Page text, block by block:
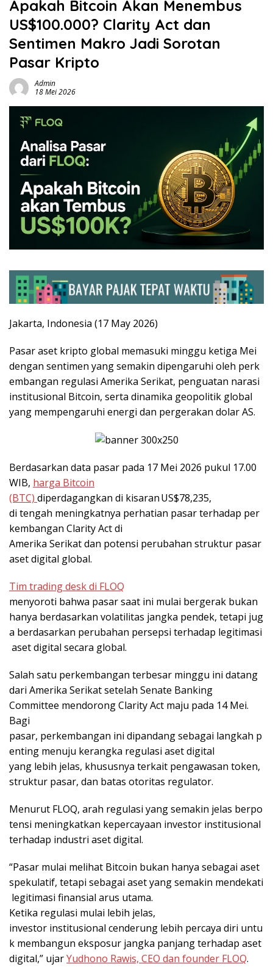
Apakah Bitcoin Akan Menembus
US$100.000? Clarity Act dan
Sentimen Makro Jadi Sorotan
Pasar Kripto
Admin
18 Mei 2026
Jakarta, Indonesia (17 May 2026)
Pasar aset kripto global memasuki minggu ketiga Mei
dengan sentimen yang semakin dipengaruhi oleh perk
embangan regulasi Amerika Serikat, penguatan narasi
institusional Bitcoin, serta dinamika geopolitik global
yang mempengaruhi energi dan pergerakan dolar AS.
Berdasarkan data pasar pada 17 Mei 2026 pukul 17.00
WIB, harga Bitcoin
(BTC) diperdagangkan di kisaran US$78,235,
di tengah meningkatnya perhatian pasar terhadap per
kembangan Clarity Act di
Amerika Serikat dan potensi perubahan struktur pasar
aset digital global.
Tim trading desk di FLOQ
menyoroti bahwa pasar saat ini mulai bergerak bukan
hanya berdasarkan volatilitas jangka pendek, tetapi jug
a berdasarkan perubahan persepsi terhadap legitimasi
aset digital secara global.
Salah satu perkembangan terbesar minggu ini datang
dari Amerika Serikat setelah Senate Banking
Committee mendorong Clarity Act maju pada 14 Mei.
Bagi
pasar, perkembangan ini dipandang sebagai langkah p
enting menuju kerangka regulasi aset digital
yang lebih jelas, khususnya terkait pengawasan token,
struktur pasar, dan batas otoritas regulator.
Menurut FLOQ, arah regulasi yang semakin jelas berpo
tensi meningkatkan kepercayaan investor institusional
terhadap industri aset digital.
“Pasar mulai melihat Bitcoin bukan hanya sebagai aset
spekulatif, tetapi sebagai aset yang semakin mendekati
legitimasi finansial arus utama.
Ketika regulasi mulai lebih jelas,
investor institusional cenderung lebih percaya diri untu
k membangun eksposur jangka panjang terhadap aset
digital,” ujarYudhono Rawis, CEO dan founder FLOQ.